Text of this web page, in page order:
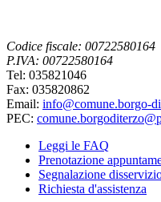
Codice fiscale: 00722580164
P.IVA: 00722580164
Tel: 035821046
Fax: 035820862
Email: info@comune.borgo-
PEC:
Leggi le FAQ
Prenotazione
Segnalazione
Richiesta d'assistenza